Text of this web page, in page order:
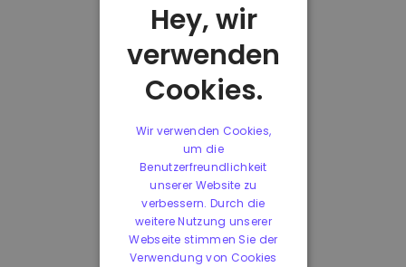
Hey, wir
verwenden
Cookies.
Wir verwenden Cookies,
um die
Benutzerfreundlichkeit
unserer Website zu
verbessern. Durch die
weitere Nutzung unserer
Webseite stimmen Sie der
Verwendung von Cookies